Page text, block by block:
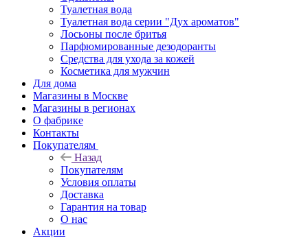
Туалетная вода
Туалетная вода серии "Дух ароматов"
Лосьоны после бритья
Парфюмированные дезодоранты
Средства для ухода за кожей
Косметика для мужчин
Для дома
Магазины в Москве
Магазины в регионах
О фабрике
Контакты
Покупателям
Назад
Покупателям
Условия оплаты
Доставка
Гарантия на товар
О нас
Акции